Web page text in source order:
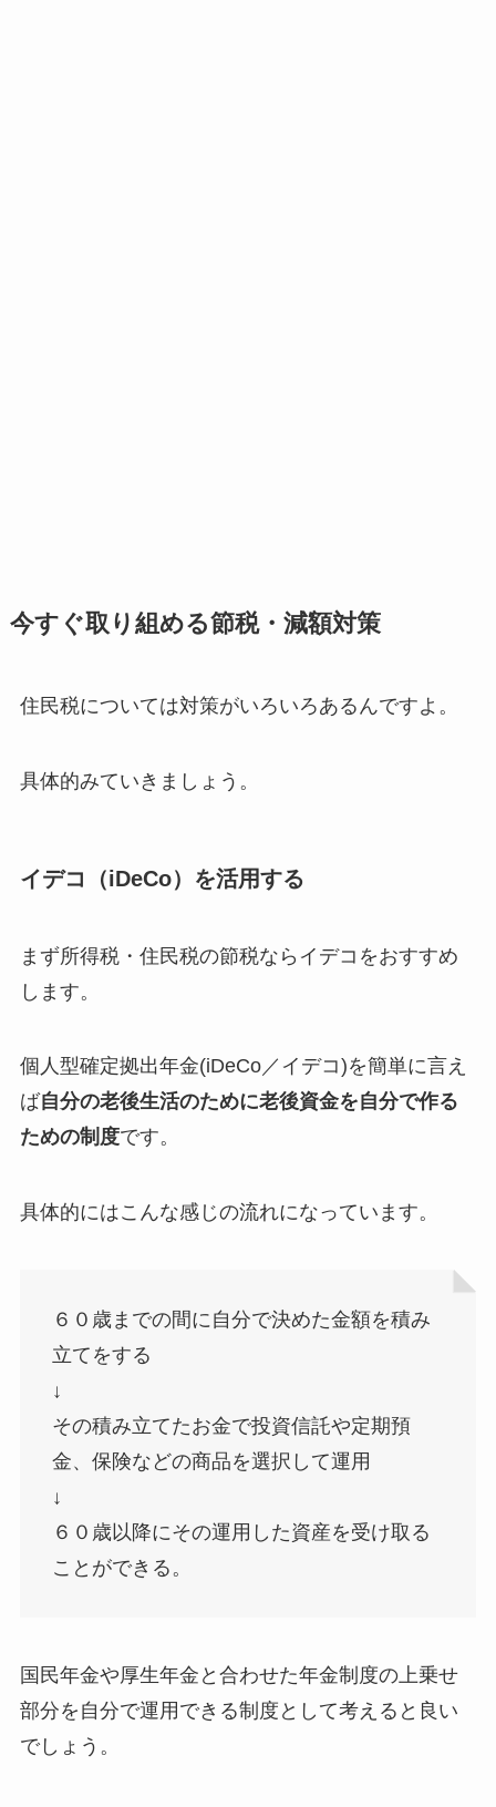
今すぐ取り組める節税・減額対策
住民税については対策がいろいろあるんですよ。
具体的みていきましょう。
イデコ（iDeCo）を活用する
まず所得税・住民税の節税ならイデコをおすすめ
します。
個人型確定拠出年金(iDeCo／イデコ)を簡単に言え
ば自分の老後生活のために老後資金を自分で作る
ための制度です。
具体的にはこんな感じの流れになっています。
６０歳までの間に自分で決めた金額を積み
立てをする
↓
その積み立てたお金で投資信託や定期預
金、保険などの商品を選択して運用
↓
６０歳以降にその運用した資産を受け取る
ことができる。
国民年金や厚生年金と合わせた年金制度の上乗せ
部分を自分で運用できる制度 として考えると良い
でしょう。